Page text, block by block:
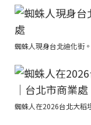
蜘蛛人現身台北迪化街
蜘蛛人在2026台北大稻